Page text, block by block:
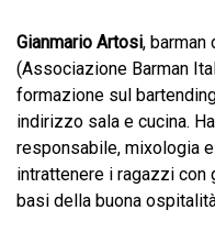
Gianmario Artosi, barman
(Associazione Barman
formazione sul
indirizzo sala e cucina.
responsabile, mixologia
intrattenere i ragazzi con
basi della buona